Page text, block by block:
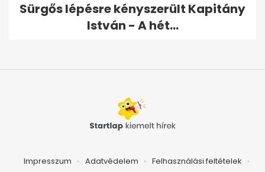
Sürgős lépésre kényszerült Kapitány
István - A hét...
Impresszum Adatvédelem Felhasználási feltételek